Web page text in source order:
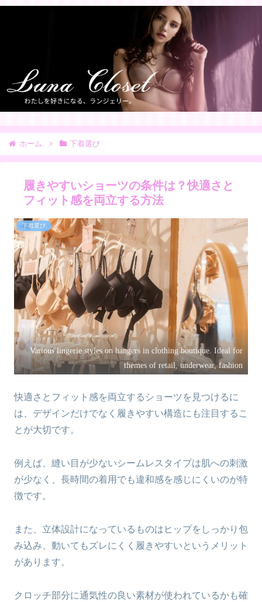
ホーム 下着選び
履きやすいショーツの条件は？快適さと
フィット感を両立する方法
下着選び
Various lingerie styles on hangers in clothing boutique. Ideal for
themes of retail, underwear, fashion
快適さとフィット感を両立するショーツを見つけるに
は、デザインだけでなく履きやすい構造にも注目するこ
とが大切です。
例えば、縫い目が少ないシームレスタイプは肌への刺激
が少なく、長時間の着用でも違和感を感じにくいのが特
徴です。
また、立体設計になっているものはヒップをしっかり包
み込み、動いてもズレにくく履きやすいというメリット
があります。
クロッチ部分に通気性の良い素材が使われているかも確